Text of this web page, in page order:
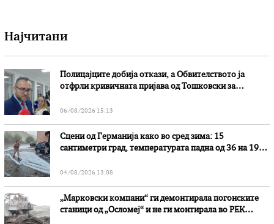
Најчитани
Полицајците добија откази, а Обвителството ја
отфрли кривичната пријава од Тошковски за
06/08/2026 15:13
Сцени од Германија како во сред зима: 15
сантиметри град, температурата падна од 36 на 19
04/08/2026 13:08
„Марковски компани“ ги демонтирала погонските
станици од „Осломеј“ и не ги монтирала во РЕК